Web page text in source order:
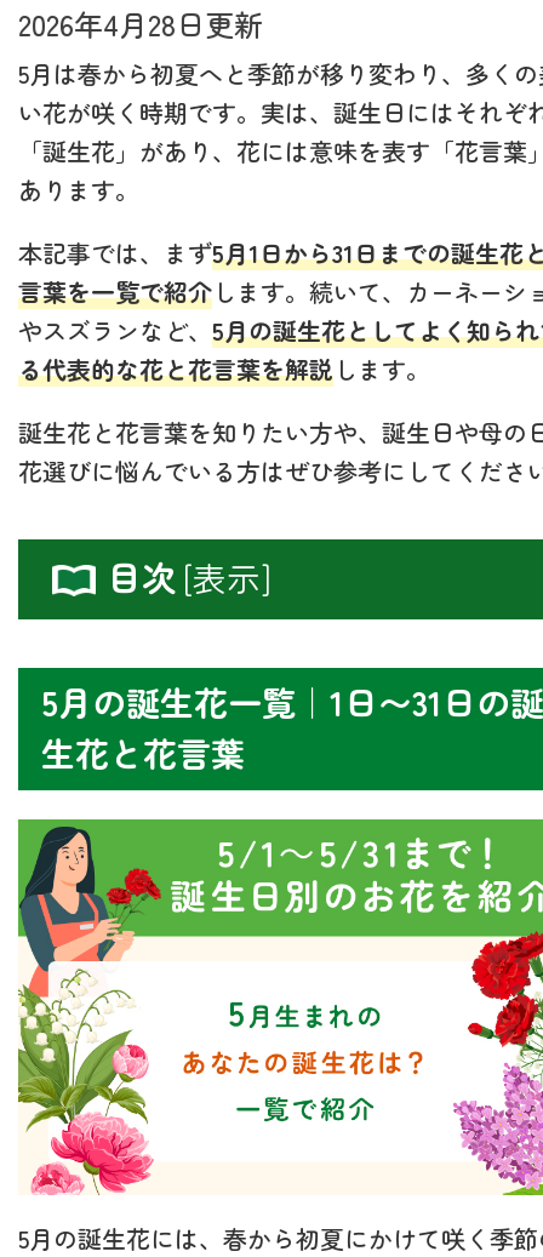
2026年4月28日更新
5月は春から初夏へと季節が移り変わり、多く
い花が咲く時期です。実は、誕生日にはそれぞ
「誕生花」があり、花には意味を表す「花言葉
あります。
本記事では、まず5月1日から31日までの誕生花
言葉を一覧で紹介 します。続いて、カーネーシ
やスズランなど、 5月の誕生花としてよく知ら
る代表的な花と花言葉を解説 します。
誕生花と花言葉を知りたい方や、誕生日や母の
花選びに悩んでいる方はぜひ参考にしてくださ
目次 [表示]
5月の誕生花一覧｜1日〜31日の誕
生花と花言葉
5月の誕生花には、春から初夏にかけて咲く季